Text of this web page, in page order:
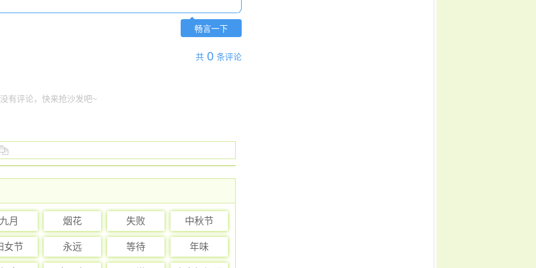
畅言一下
共 0 条评论
有评论，快来抢沙发吧~
九月 烟花 失败 中秋节
女节 永远 等待 年味